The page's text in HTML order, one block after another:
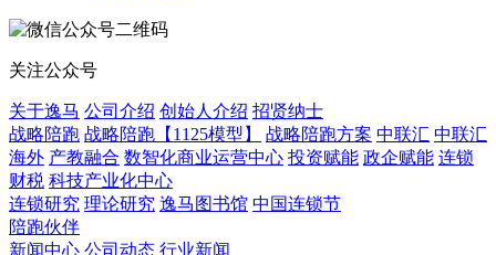
关注公众号
关于逸马 公司介绍 创始人介绍 招贤纳士
战略陪跑 战略陪跑【1125模型】 战略陪跑方案 中联汇 中联汇
海外 产教融合 数智化商业运营中心 投资赋能 政企赋能 连锁
财税 科技产业化中心
连锁研究 理论研究 逸马图书馆 中国连锁节
陪跑伙伴
新闻中心 公司动态 行业新闻